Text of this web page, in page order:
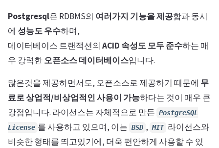
Postgresql은 RDBMS의 여러가지 기능을 제공함과 동시
에 성능도 우수하며,
데이터베이스 트랜잭션의 ACID 속성도 모두 준수하는 매
우 강력한오픈소스 데이터베이스입니다.
많은것을 제공하면서도, 오픈소스로 제공하기 때문에 무
료로 상업적/비상업적인 사용이 가능하다는 것이 매우 큰
강점입니다. 라이선스는 자체적으로 만든 PostgreSQL
License 를 사용하고 있으며, 이는 BSD , MIT 라이선스와
비슷한 형태를 띄고있기에, 더욱 편안하게 사용할 수 있